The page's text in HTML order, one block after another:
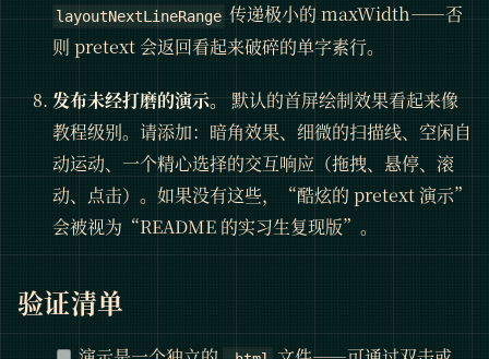
layoutNextLineRange 传递极小的 maxWidth——否
则 pretext 会返回看起来破碎的单字素行。
发布未经打磨的演示。默认的首屏绘制效果看起来像
教程级别。请添加：暗角效果、细微的扫描线、空闲自
动运动、一个精心选择的交互响应（拖拽、悬停、滚
动、点击）。如果没有这些，“酷炫的 pretext 演示”
会被视为“README 的实习生复现版”。
验证清单